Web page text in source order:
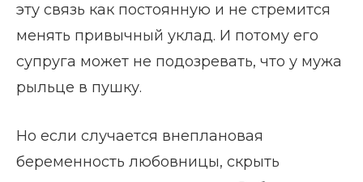
эту связь как постоянную и не стремится
менять привычный уклад. И потому его
супруга может не подозревать, что у мужа
рыльце в пушку.
Но если случается внеплановая
беременность любовницы, скрыть